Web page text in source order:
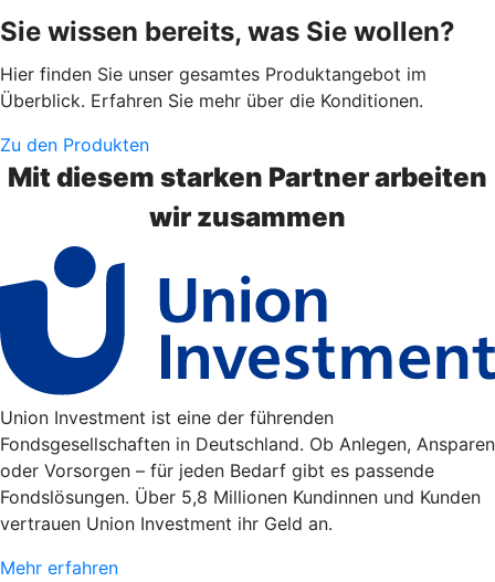
Sie wissen bereits, was Sie wollen?
Hier finden Sie unser gesamtes Produktangebot im
Überblick. Erfahren Sie mehr über die Konditionen.
Zu den Produkten
Mit diesem starken Partner arbeiten
wir zusammen
Union Investment ist eine der führenden
Fondsgesellschaften in Deutschland. Ob Anlegen, Ansparen
oder Vorsorgen – für jeden Bedarf gibt es passende
Fondslösungen. Über 5,8 Millionen Kundinnen und Kunden
vertrauen Union Investment ihr Geld an.
Mehr erfahren